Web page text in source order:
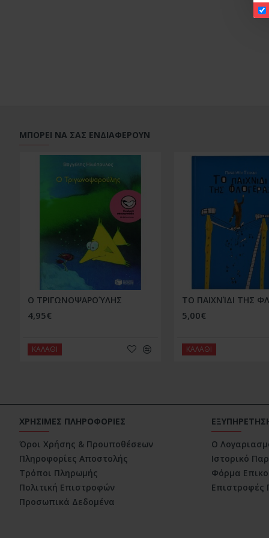
ΜΠΟΡΕΙ ΝΑ ΣΑΣ ΕΝΔΙΑΦΕΡΟΥΝ
Ο ΤΡΙΓΩΝΟΨΑΡΟΎΛΗΣ
4,95€
ΚΑΛΑΘΙ
ΤΟ ΠΑΙΧΝΊΔΙ ΤΗΣ
5,00€
ΚΑΛΑΘΙ
ΧΡΗΣΙΜΕΣ ΠΛΗΡΟΦΟΡΙΕΣ
Όροι Χρήσης & Προυποθέσεων
Πληροφορίες Αποστολής
Τρόποι Πληρωμής
Πολιτική Επιστροφών
Προσωπικά Δεδομένα
Ο
Ιστορικό
Φόρμα
Επιστροφές